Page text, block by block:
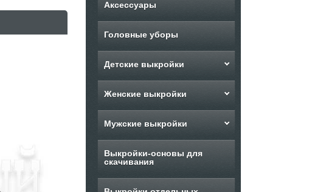
Аксессуары
Головные уборы
Детские выкройки
Женские выкройки
Мужские выкройки
Выкройки-основы для
скачивания